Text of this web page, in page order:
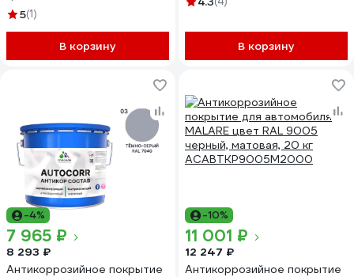
серый, матовая, 12,5 кг
5(1)
В корзину В корзину
-4%
7 965 ₽
8 293 ₽
Антикоррозийное покрытие
-10%
11 001 ₽
12 247 ₽
Антикоррозийное покрытие